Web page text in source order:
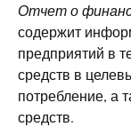
Отчет о
содержит
предприятий в
средств в
потребление, а
средств.